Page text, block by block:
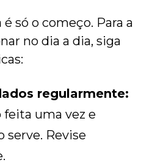
só o começo. Para a
no dia a dia, siga
regularmente:
uma vez e
serve. Revise